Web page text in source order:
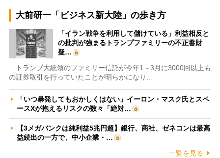
大前研一「ビジネス新大陸」の歩き方
「イラン戦争を利用して儲けている」利益相反と
の批判が強まるトランプファミリーの不正蓄財
疑…
トランプ大統領のファミリー信託が今年1～3月に3000回以上も
の証券取引を行っていたことが明らかになり…
「いつ暴発してもおかしくはない」イーロン・マスク氏とスペ
ースXが抱えるリスクの数々「絶対…
【3メガバンクは純利益5兆円超】銀行、商社、ゼネコンは最高
益続出の一方で、中小企業・…
一覧を見る